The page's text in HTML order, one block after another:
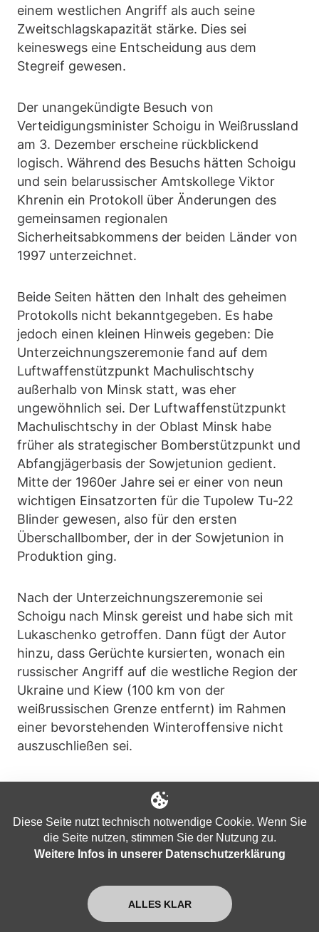
einem westlichen Angriff als auch seine
Zweitschlagskapazität stärke. Dies sei
keineswegs eine Entscheidung aus dem
Stegreif gewesen.
Der unangekündigte Besuch von
Verteidigungsminister Schoigu in Weißrussland
am 3. Dezember erscheine rückblickend
logisch. Während des Besuchs hätten Schoigu
und sein belarussischer Amtskollege Viktor
Khrenin ein Protokoll über Änderungen des
gemeinsamen regionalen
Sicherheitsabkommens der beiden Länder von
1997 unterzeichnet.
Beide Seiten hätten den Inhalt des geheimen
Protokolls nicht bekanntgegeben. Es habe
jedoch einen kleinen Hinweis gegeben: Die
Unterzeichnungszeremonie fand auf dem
Luftwaffenstützpunkt Machulischtschy
außerhalb von Minsk statt, was eher
ungewöhnlich sei. Der Luftwaffenstützpunkt
Machulischtschy in der Oblast Minsk habe
früher als strategischer Bomberstützpunkt und
Abfangjägerbasis der Sowjetunion gedient.
Mitte der 1960er Jahre sei er einer von neun
wichtigen Einsatzorten für die Tupolew Tu-22
Blinder gewesen, also für den ersten
Überschallbomber, der in der Sowjetunion in
Produktion ging.
Nach der Unterzeichnungszeremonie sei
Schoigu nach Minsk gereist und habe sich mit
Lukaschenko getroffen. Dann fügt der Autor
hinzu, dass Gerüchte kursierten, wonach ein
russischer Angriff auf die westliche Region der
Ukraine und Kiew (100 km von der
weißrussischen Grenze entfernt) im Rahmen
einer bevorstehenden Winteroffensive nicht
auszuschließen sei.
Besuch in Minsk per Videokonferenz ein
Treffen mit den ständigen Mitgliedern des
Sicherheitsrats abgehalten, um"aktuelle Fragen
der Gewährleistung der nationalen Sicherheit in
unsere Interaktion mit den Nachbarn in Bezug auf
bestimmte äußerst wichtige Aspekte zu
Diese Seite nutzt technisch notwendige Cookie. Wenn Sie
die Seite nutzen, stimmen Sie der Nutzung zu.
Weitere Infos in unserer Datenschutzerklärung
ALLES KLAR